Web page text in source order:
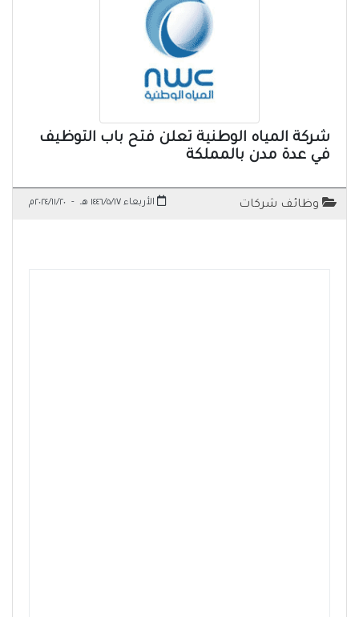
شركة المياه الوطنية تعلن فتح باب التوظيف
في عدة مدن بالمملكة
وظائف شركات الأربعاء ١٤٤٦/٥/١٧ هـ - ٢٠٢٤/١١/٢٠م